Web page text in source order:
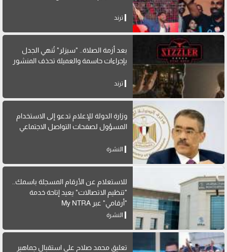
ترند
بعد أزمة الصلاة.. "سيزلر" تُنهي الجدل
بإجراءات حاسمة والعميلة تحذف المنشور
ترند
وزارة الدولة للإعلام تدعو إلى الاستخدام
المسؤول لصفحات التواصل الاجتماعي
النشرة
للاستعلام عن الأرقام المسجلة باسمك..
"تنظيم الاتصالات" يعيد إتاحة خدمة
"أرقامي" عبر My NTRA
النشرة
تعليق محمد صلاح على استقبال جماهير